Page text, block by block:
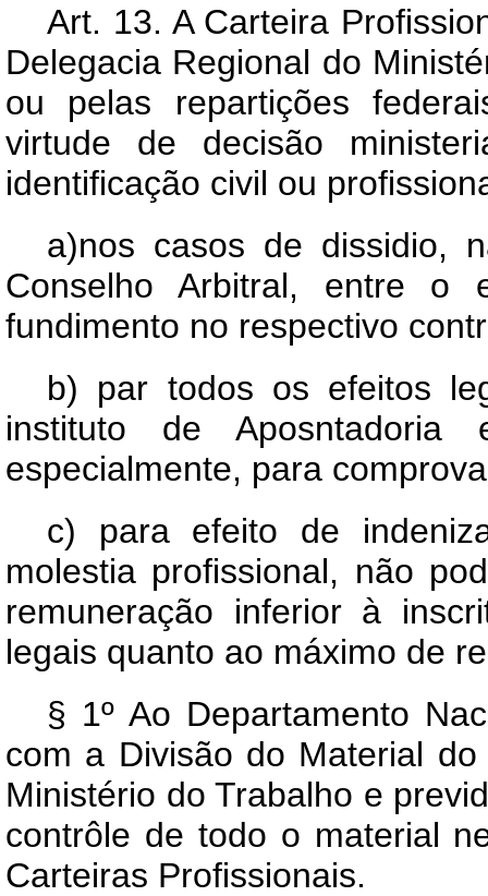
Art. 13. A Carteira
Delegacia Regional do
ou pelas repartições
virtude de decisão
identificação civil ou
a)nos casos de dissidio,
Conselho Arbitral, entre o
fundimento no respectivo
b) par todos os efeitos
instituto de
especialmente, para
c) para efeito de
molestia profissional, não
remuneração inferior à
legais quanto ao máximo de
§ 1º Ao Departamento
com a Divisão do Material
Ministério do Trabalho e
contrôle de todo o material
Carteiras Profissionais.